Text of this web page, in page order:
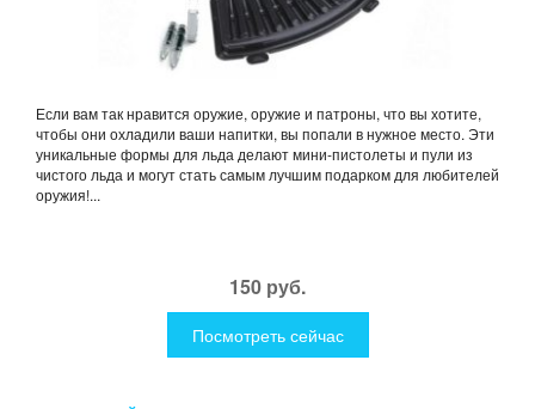
Если вам так нравится оружие, оружие и патроны, что вы хотите,
чтобы они охладили ваши напитки, вы попали в нужное место. Эти
уникальные формы для льда делают мини-пистолеты и пули из
чистого льда и могут стать самым лучшим подарком для любителей
оружия!...
150 руб.
Посмотреть сейчас